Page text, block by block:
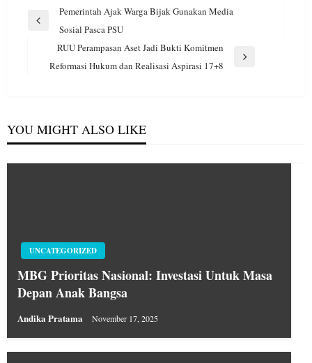
Navigasi
Previous
Pemerintah Ajak Warga Bijak Gunakan Media
Sosial Pasca PSU
Next
RUU Perampasan Aset Jadi Bukti Komitmen
Reformasi Hukum dan Realisasi Aspirasi 17+8
YOU MIGHT ALSO LIKE
UNCATEGORIZED
MBG Prioritas Nasional: Investasi Untuk Masa
Depan Anak Bangsa
Andika Pratama November 17, 2025